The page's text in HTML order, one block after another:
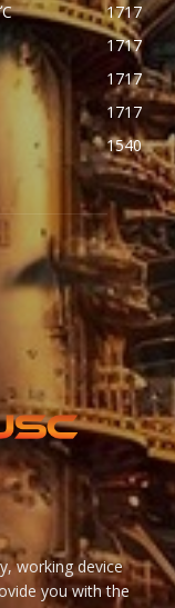
1717
1717
1717
1717
1540
working device
you with the